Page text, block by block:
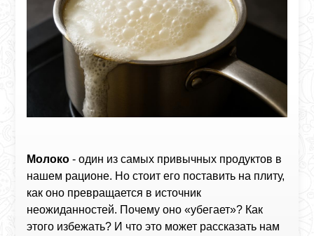
Молоко - один из самых привычных продуктов в
нашем рационе. Но стоит его поставить на плиту,
как оно превращается в источник
неожиданностей. Почему оно «убегает»? Как
этого избежать? И что это может рассказать нам